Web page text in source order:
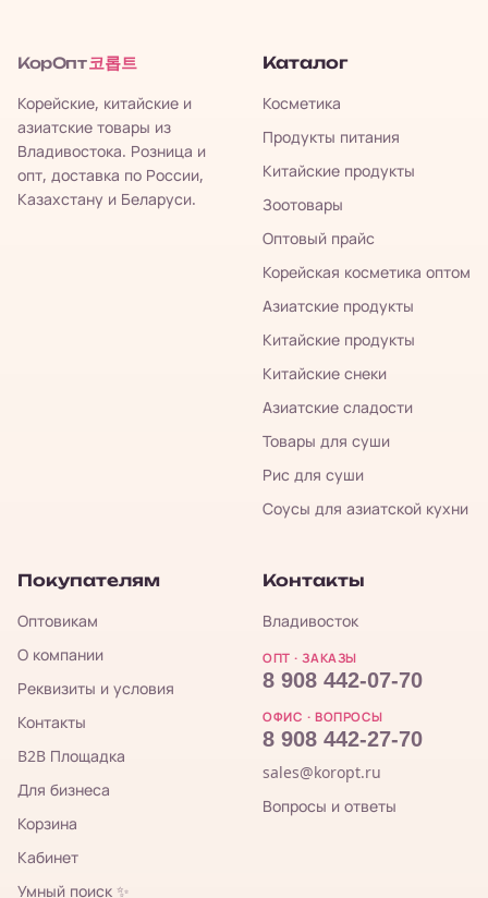
КорОпт 코롭트
Корейские, китайские и
азиатские товары из
Владивостока. Розница и
опт, доставка по России,
Казахстану и Беларуси.
Каталог
Косметика
Продукты питания
Китайские продукты
Зоотовары
Оптовый прайс
Корейская косметика оптом
Азиатские продукты
Китайские продукты
Китайские снеки
Азиатские сладости
Товары для суши
Рис для суши
Соусы для азиатской кухни
Покупателям
Оптовикам
О компании
Реквизиты и условия
Контакты
B2B Площадка
Для бизнеса
Корзина
Кабинет
Умный поиск ✨
Контакты
Владивосток
ОПТ · ЗАКАЗЫ
8 908 442-07-70
ОФИС · ВОПРОСЫ
8 908 442-27-70
sales@koropt.ru
Вопросы и ответы